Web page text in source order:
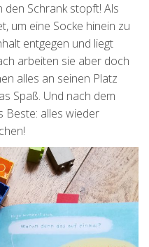
den Schrank stopft! Als
um eine Socke hinein zu
entgegen und liegt
arbeiten sie aber doch
alles an seinen Platz
Spaß. Und nach dem
Beste: alles wieder